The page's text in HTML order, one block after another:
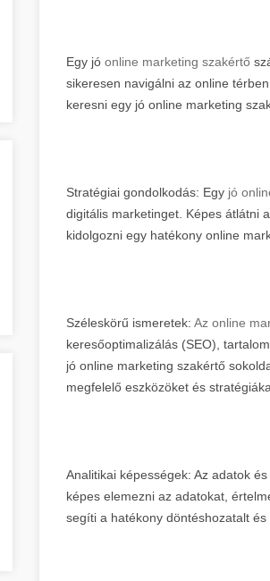
Egy jó online marketing szakértő
sikeresen navigálni az online
keresni egy jó online marketing
Stratégiai gondolkodás: Egy jó
digitális marketinget. Képes átlátni
kidolgozni egy hatékony online
Széleskörű ismeretek: Az online
keresőoptimalizálás (SEO),
jó online marketing szakértő
megfelelő eszközöket és
Analitikai képességek: Az adatok
képes elemezni az adatokat,
segíti a hatékony döntéshozatalt